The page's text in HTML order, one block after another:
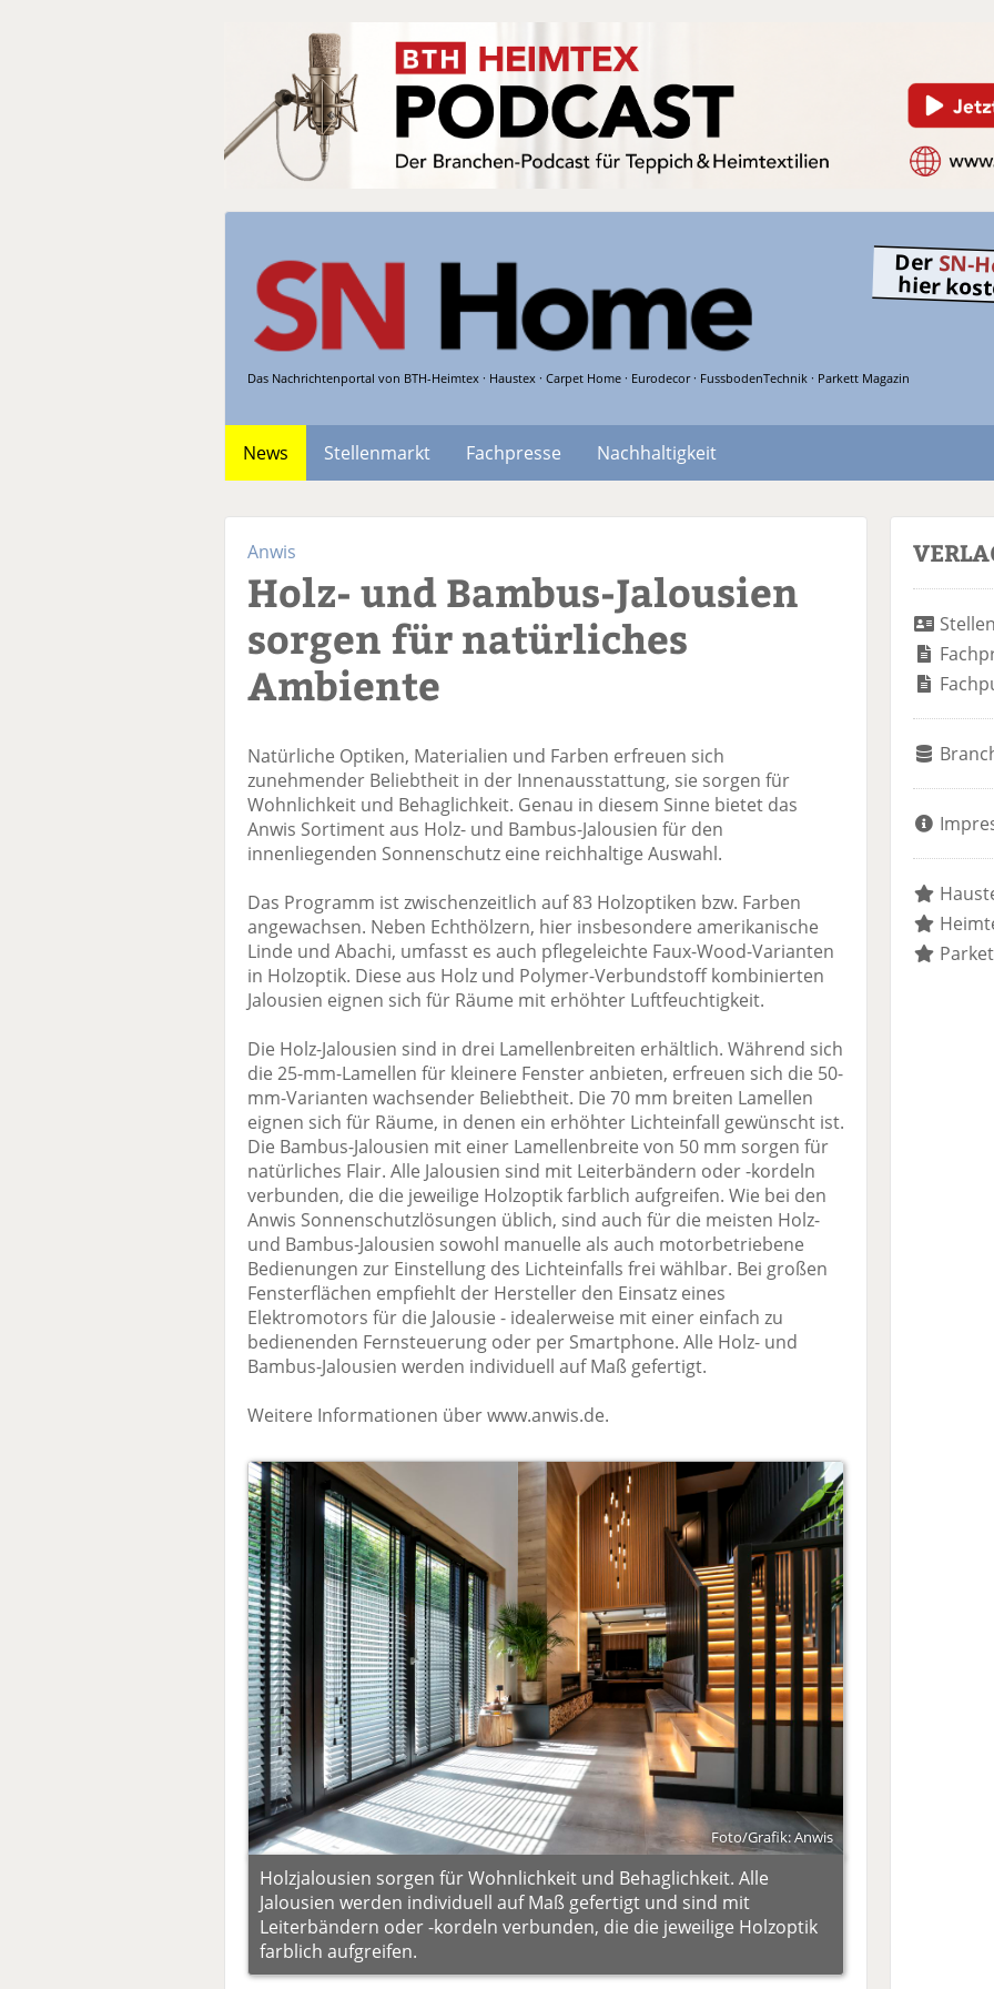
Das Nachrichtenportal von BTH-Heimtex · Haustex · Carpet Home · Eurodecor · FussbodenTechnik · Parkett Magazin
Der SN-
hier
News Stellenmarkt Fachpresse
Nachhaltigkeit
Anwis
Holz- und Bambus-Jalousien
sorgen für natürliches
Ambiente
Natürliche Optiken, Materialien und Farben erfreuen sich
zunehmender Beliebtheit in der Innenausstattung, sie sorgen für
Wohnlichkeit und Behaglichkeit. Genau in diesem Sinne bietet das
Anwis Sortiment aus Holz- und Bambus-Jalousien für den
innenliegenden Sonnenschutz eine reichhaltige Auswahl.
Das Programm ist zwischenzeitlich auf 83 Holzoptiken bzw. Farben
angewachsen. Neben Echthölzern, hier insbesondere amerikanische
Linde und Abachi, umfasst es auch pflegeleichte Faux-Wood-Varianten
in Holzoptik. Diese aus Holz und Polymer-Verbundstoff kombinierten
Jalousien eignen sich für Räume mit erhöhter Luftfeuchtigkeit.
Die Holz-Jalousien sind in drei Lamellenbreiten erhältlich. Während sich
die 25-mm-Lamellen für kleinere Fenster anbieten, erfreuen sich die 50-
mm-Varianten wachsender Beliebtheit. Die 70 mm breiten Lamellen
eignen sich für Räume, in denen ein erhöhter Lichteinfall gewünscht ist.
Die Bambus-Jalousien mit einer Lamellenbreite von 50 mm sorgen für
natürliches Flair. Alle Jalousien sind mit Leiterbändern oder -kordeln
verbunden, die die jeweilige Holzoptik farblich aufgreifen. Wie bei den
Anwis Sonnenschutzlösungen üblich, sind auch für die meisten Holz-
und Bambus-Jalousien sowohl manuelle als auch motorbetriebene
Bedienungen zur Einstellung des Lichteinfalls frei wählbar. Bei großen
Fensterflächen empfiehlt der Hersteller den Einsatz eines
Elektromotors für die Jalousie - idealerweise mit einer einfach zu
bedienenden Fernsteuerung oder per Smartphone. Alle Holz- und
Bambus-Jalousien werden individuell auf Maß gefertigt.
Weitere Informationen über www.anwis.de.
Foto/Grafik: Anwis
Holzjalousien sorgen für Wohnlichkeit und Behaglichkeit. Alle
Jalousien werden individuell auf Maß gefertigt und sind mit
Leiterbändern oder -kordeln verbunden, die die jeweilige Holzoptik
farblich aufgreifen.